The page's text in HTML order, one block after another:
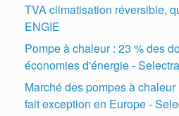
TVA climatisation réversible,
ENGIE
Pompe à chaleur : 23 % des
économies d'énergie - Selectra
Marché des pompes à
fait exception en Europe -